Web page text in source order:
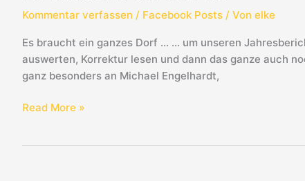
Kommentar verfassen / Facebook Posts / Von elke
Es braucht ein ganzes Dorf … … um unseren
auswerten, Korrektur lesen und dann das ganze auch
ganz besonders an Michael Engelhardt,
Dorf…
Read More »